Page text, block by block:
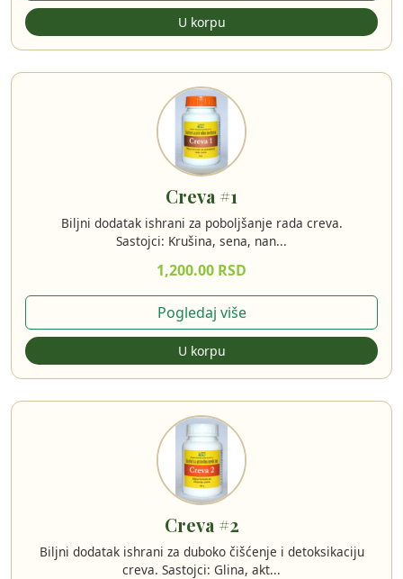
U korpu
Creva #1
Biljni dodatak ishrani za poboljšanje rada creva.
Sastojci: Krušina, sena, nan...
1,200.00 RSD
Pogledaj više
U korpu
Creva #2
Biljni dodatak ishrani za duboko čišćenje i detoksikaciju
creva. Sastojci: Glina, akt...